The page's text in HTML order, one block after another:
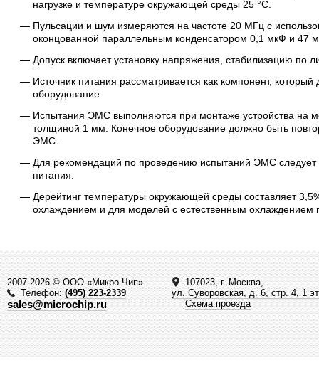
нагрузке и температуре окружающей среды 25 °C.
Пульсации и шум измеряются на частоте 20 МГц с
оконцованной параллельным конденсатором 0,1 мкФ и 47
Допуск включает установку напряжения, стабилизацию по
Источник питания рассматривается как компонент,
оборудование.
Испытания ЭМС выполняются при монтаже устройства на
толщиной 1 мм. Конечное оборудование должно быть
ЭМС.
Для рекомендаций по проведению испытаний ЭМС
питания.
Дерейтинг температуры окружающей среды составляет
охлаждением и для моделей с естественным охлаждением
2007-2026 © ООО «Микро-Чип»
Телефон:(495) 223-2339
sales@microchip.ru
107023, г. Москва,
ул. Суворовская, д. 6, стр. 4, 1
Схема проезда